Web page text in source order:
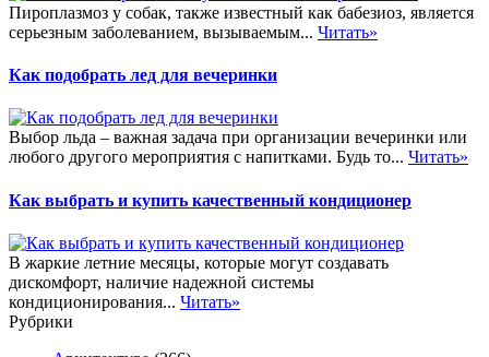
Пироплазмоз у собак, также известный как бабезиоз, является
серьезным заболеванием, вызываемым... Читать»
Как подобрать лед для вечеринки
Выбор льда – важная задача при организации вечеринки или
любого другого мероприятия с напитками. Будь то... Читать»
Как выбрать и купить качественный кондиционер
В жаркие летние месяцы, которые могут создавать
дискомфорт, наличие надежной системы
кондиционирования... Читать»
Рубрики